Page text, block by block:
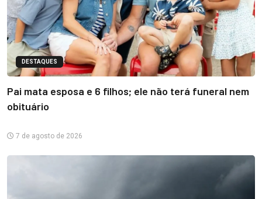
DESTAQUES
Pai mata esposa e 6 filhos; ele não terá funeral nem
obituário
7 de agosto de 2026